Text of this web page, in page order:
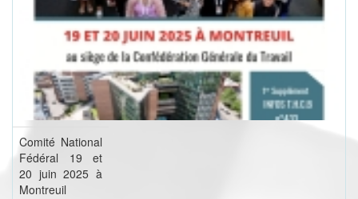
Comité National
Fédéral 19 et
20 juin 2025 à
Montreuil